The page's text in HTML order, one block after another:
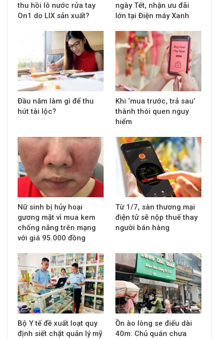
thu hồi lô nước rửa tay
On1 do LIX sản xuất?
ngày Tết, nhận ưu đãi
lớn tại Điện máy Xanh
Đầu năm làm gì để thu
hút tài lộc?
Khi ‘mua trước, trả sau’
thành thói quen nguy
hiểm
Nữ sinh bị hủy hoại
gương mặt vì mua kem
chống nắng trên mạng
với giá 95.000 đồng
Từ 1/7, sàn thương mại
điện tử sẽ nộp thuế thay
người bán hàng
Bộ Y tế đề xuất loạt quy
định siết chặt quản lý mỹ
Ồn ào lòng se điếu dài
40m: Chủ quán chưa